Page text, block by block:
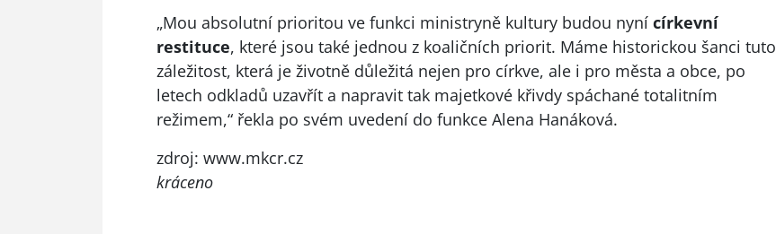
„Mou absolutní prioritou ve funkci ministryně kultury budou nyní církevní
restituce, které jsou také jednou z koaličních priorit. Máme historickou šanci tuto
záležitost, která je životně důležitá nejen pro církve, ale i pro města a obce, po
letech odkladů uzavřít a napravit tak majetkové křivdy spáchané totalitním
režimem,“ řekla po svém uvedení do funkce Alena Hanáková.
zdroj: www.mkcr.cz
kráceno